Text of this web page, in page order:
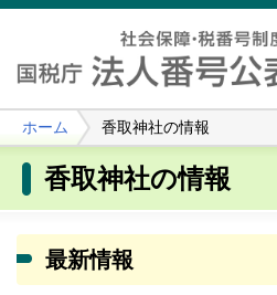
ホーム 香取神社の情報
香取神社の情報
最新情報